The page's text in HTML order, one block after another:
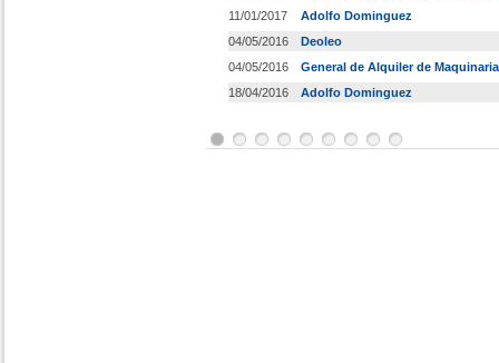
11/01/2017
Adolfo Dominguez
04/05/2016
Deoleo
04/05/2016
General de Alquiler de Maquinaria
18/04/2016
Adolfo Dominguez